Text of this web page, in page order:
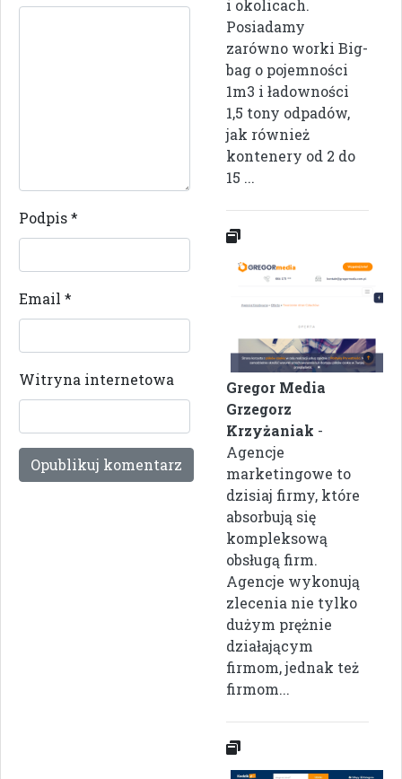
Podpis*
Email *
Witryna internetowa
i okolicach.
Posiadamy
zarówno worki Big-
bag o pojemności
1m3 i ładowności
1,5 tony odpadów,
jak również
kontenery od 2 do
15 ...
Gregor Media
Grzegorz
Krzyżaniak -
Agencje
marketingowe to
dzisiaj firmy, które
absorbują się
kompleksową
obsługą firm.
Agencje wykonują
zlecenia nie tylko
dużym prężnie
działającym
firmom, jednak też
firmom...